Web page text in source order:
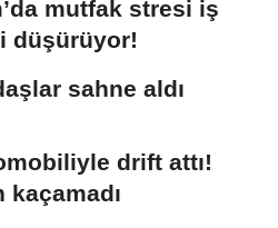
mutfak stresi iş
düşürüyor!
sahne aldı
drift attı!
kaçamadı